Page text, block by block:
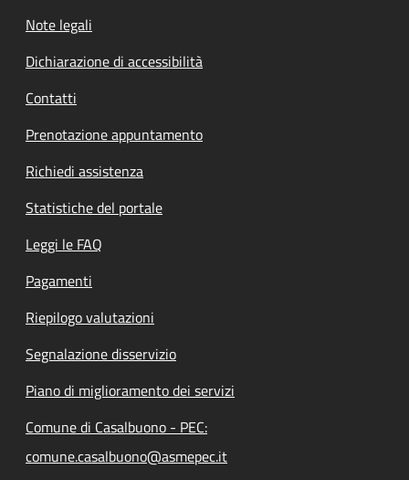
Note legali
Dichiarazione di accessibilità
Contatti
Prenotazione appuntamento
Richiedi assistenza
Statistiche del portale
Leggi le FAQ
Pagamenti
Riepilogo valutazioni
Segnalazione disservizio
Piano di miglioramento dei servizi
Comune di Casalbuono - PEC:
comune.casalbuono@asmepec.it